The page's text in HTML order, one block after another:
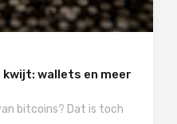
wallets en meer
bitcoins? Dat is toch